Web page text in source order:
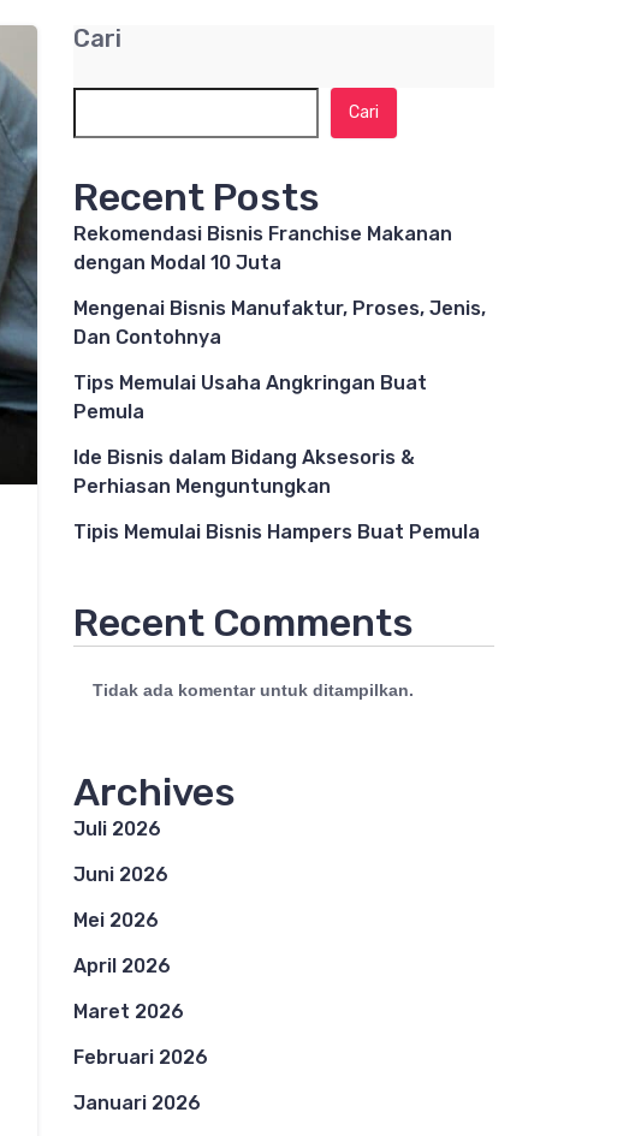
Cari
Cari
Recent Posts
Rekomendasi Bisnis Franchise Makanan
dengan Modal 10 Juta
Mengenai Bisnis Manufaktur, Proses, Jenis,
Dan Contohnya
Tips Memulai Usaha Angkringan Buat
Pemula
Ide Bisnis dalam Bidang Aksesoris &
Perhiasan Menguntungkan
Tipis Memulai Bisnis Hampers Buat Pemula
Recent Comments
Tidak ada komentar untuk ditampilkan.
Archives
Juli 2026
Juni 2026
Mei 2026
April 2026
Maret 2026
Februari 2026
Januari 2026